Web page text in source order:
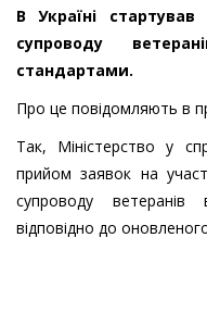
В Україні
супроводу
стандартами.
Про це повідомляють в
Так, Міністерство у
прийом заявок на
супроводу ветеранів
відповідно до